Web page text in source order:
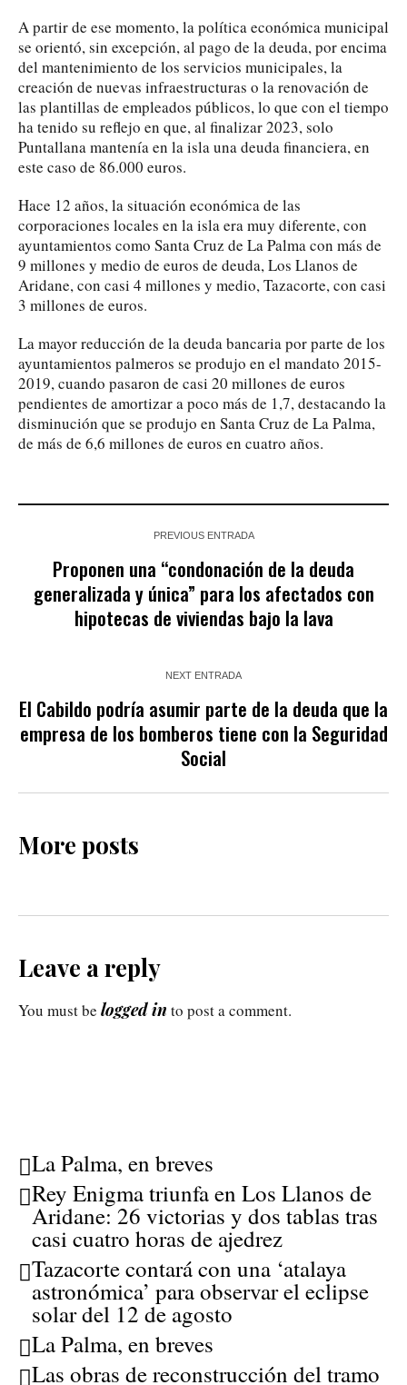
A partir de ese momento, la política económica municipal
se orientó, sin excepción, al pago de la deuda, por encima
del mantenimiento de los servicios municipales, la
creación de nuevas infraestructuras o la renovación de
las plantillas de empleados públicos, lo que con el tiempo
ha tenido su reflejo en que, al finalizar 2023, solo
Puntallana mantenía en la isla una deuda financiera, en
este caso de 86.000 euros.
Hace 12 años, la situación económica de las
corporaciones locales en la isla era muy diferente, con
ayuntamientos como Santa Cruz de La Palma con más de
9 millones y medio de euros de deuda, Los Llanos de
Aridane, con casi 4 millones y medio, Tazacorte, con casi
3 millones de euros.
La mayor reducción de la deuda bancaria por parte de los
ayuntamientos palmeros se produjo en el mandato 2015-
2019, cuando pasaron de casi 20 millones de euros
pendientes de amortizar a poco más de 1,7, destacando la
disminución que se produjo en Santa Cruz de La Palma,
de más de 6,6 millones de euros en cuatro años.
PREVIOUS ENTRADA
Proponen una “condonación de la deuda
generalizada y única” para los afectados con
hipotecas de viviendas bajo la lava
NEXT ENTRADA
El Cabildo podría asumir parte de la deuda que la
empresa de los bomberos tiene con la Seguridad
Social
More posts
Leave a reply
You must be logged in to post a comment.
La Palma, en breves
Rey Enigma triunfa en Los Llanos de
Aridane: 26 victorias y dos tablas tras
casi cuatro horas de ajedrez
Tazacorte contará con una ‘atalaya
astronómica’ para observar el eclipse
solar del 12 de agosto
La Palma, en breves
Las obras de reconstrucción del tramo